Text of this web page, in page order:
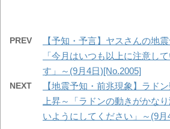
PREV
【予知・予言】ヤスさんの地
「今月はいつも以上に注意し
す」～(9月4日)[No.2005]
NEXT
【地震予知・前兆現象】ラド
上昇～「ラドンの動きがかな
いようにしてください」～(9月